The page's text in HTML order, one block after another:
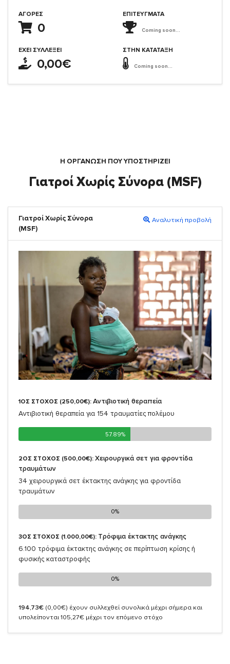
ΑΓΟΡΈΣ
0
ΈΧΕΙ ΣΥΛΛΈΞΕΙ
0,00€
ΕΠΙΤΕΎΓΜΑΤΑ
Coming soon...
ΣΤΗΝ ΚΑΤΆΤΑΞΗ
Coming soon...
Η ΟΡΓΆΝΩΣΗ ΠΟΥ ΥΠΟΣΤΗΡΙΖΕΙ
Γιατροί Χωρίς Σύνορα (MSF)
Γιατροί Χωρίς Σύνορα
(MSF)
Αναλυτική προβολή
1ΟΣ ΣΤΟΧΟΣ (250,00€): Αντιβιοτική θεραπεία
Αντιβιοτική θεραπεία για 154 τραυματίες πολέμου
57.89%
57.89%
2ΟΣ ΣΤΟΧΟΣ (500,00€): Χειρουργικά σετ για φροντίδα
τραυμάτων
34 χειρουργικά σετ έκτακτης ανάγκης για φροντίδα
τραυμάτων
0%
0%
3ΟΣ ΣΤΟΧΟΣ (1.000,00€): Τρόφιμα έκτακτης ανάγκης
6.100 τρόφιμα έκτακτης ανάγκης σε περίπτωση κρίσης ή
φυσικής καταστροφής
0%
0%
194,73€ (0,00€) έχουν συλλεχθεί συνολικά μέχρι σήμερα και
υπολείπονται 105,27€ μέχρι τον επόμενο στόχο